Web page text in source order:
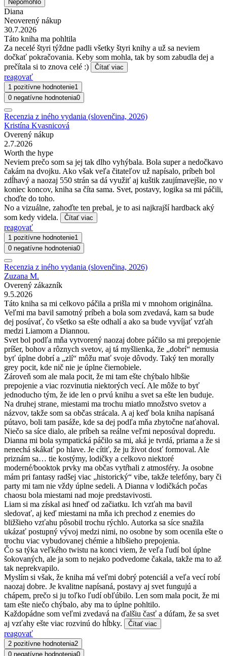
Nepomohlo
Diana
Neoverený nákup
30.7.2026
Táto kniha ma pohltila
Za necelé štyri týždne padli všetky štyri knihy a už sa neviem
dočkať pokračovania. Keby som mohla, tak by som zabudla dej a
prečítala si to znova celé :)
Čítať viac
reagovať
1 pozitívne hodnotenie1
0 negatívne hodnotenia0
Recenzia z iného vydania (slovenčina, 2026)
Kristína Kvasnicová
Overený nákup
2.7.2026
Worth the hype
Neviem prečo som sa jej tak dlho vyhýbala. Bola super a nedočkavo
čakám na dvojku. Ako však veľa čitateľov už napísalo, príbeh bol
zdĺhavý a naozaj 550 strán sa dá využiť aj kuštik zaujímavejšie, no v
koniec koncov, kniha sa číta sama. Svet, postavy, logika sa mi páčili,
choďte do toho.
No a vizuálne, zahoďte ten prebal, je to asi najkrajší hardback aký
som kedy videla.
Čítať viac
reagovať
1 pozitívne hodnotenie1
0 negatívne hodnotenia0
Recenzia z iného vydania (slovenčina, 2026)
Zuzana M.
Overený zákazník
9.5.2026
Táto kniha sa mi celkovo páčila a prišla mi v mnohom originálna.
Veľmi ma bavil samotný príbeh a bola som zvedavá, kam sa bude
dej posúvať, čo všetko sa ešte odhalí a ako sa bude vyvíjať vzťah
medzi Liamom a Diannou.
Svet bol podľa mňa vytvorený naozaj dobre páčilo sa mi prepojenie
príšer, bohov a rôznych svetov, aj tá myšlienka, že „dobrí“ nemusia
byť úplne dobrí a „zlí“ môžu mať svoje dôvody. Taký ten morally
grey pocit, kde nič nie je úplne čiernobiele.
Zároveň som ale mala pocit, že mi tam ešte chýbalo hlbšie
prepojenie a viac rozvinutia niektorých vecí. Ale môže to byť
jednoducho tým, že ide len o prvú knihu a svet sa ešte len buduje.
Na druhej strane, miestami ma trochu miatlo množstvo svetov a
názvov, takže som sa občas strácala. A aj keď bola kniha napísaná
pútavo, boli tam pasáže, kde sa dej podľa mňa zbytočne naťahoval.
Niečo sa síce dialo, ale príbeh sa reálne veľmi neposúval dopredu.
Dianna mi bola sympatická páčilo sa mi, aká je tvrdá, priama a že si
nenechá skákať po hlave. Je cítiť, že ju život dosť formoval. Ale
priznám sa… tie kostýmy, lodičky a celkovo niektoré
moderné/booktok prvky ma občas vytŕhali z atmosféry. Ja osobne
mám pri fantasy radšej viac „historický“ vibe, takže telefóny, bary či
party mi tam nie vždy úplne sedeli. A Dianna v lodičkách počas
chaosu bola miestami nad moje predstavivosti.
Liam si ma získal asi hneď od začiatku. Ich vzťah ma bavil
sledovať, aj keď miestami na mňa ich prechod z enemies do
bližšieho vzťahu pôsobil trochu rýchlo. Autorka sa síce snažila
ukázať postupný vývoj medzi nimi, no osobne by som ocenila ešte o
trochu viac vybudovanej chémie a hlbšieho prepojenia.
Čo sa týka veľkého twistu na konci viem, že veľa ľudí bol úplne
šokovaných, ale ja som to nejako podvedome čakala, takže ma to až
tak neprekvapilo.
Myslím si však, že kniha má veľmi dobrý potenciál a veľa vecí robí
naozaj dobre. Je kvalitne napísaná, postavy aj svet fungujú a
chápem, prečo si ju toľko ľudí obľúbilo. Len som mala pocit, že mi
tam ešte niečo chýbalo, aby ma to úplne pohltilo.
Každopádne som veľmi zvedavá na ďalšiu časť a dúfam, že sa svet
aj vzťahy ešte viac rozvinú do hĺbky.
Čítať viac
reagovať
2 pozitívne hodnotenia2
0 negatívne hodnotenia0